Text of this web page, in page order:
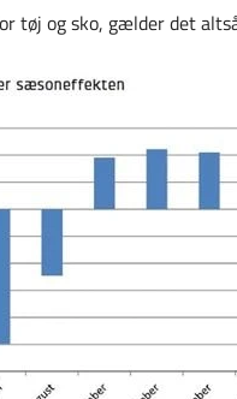
tøj og sko, gælder det